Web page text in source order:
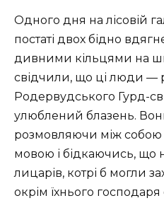
Одного дня на лісовій
постаті двох бідно
дивними кільцями на
свідчили, що ці люди —
Родервудського Гурд-
улюблений блазень.
розмовляючи між собою
мовою і бідкаючись, що
лицарів, котрі б могли
окрім їхнього